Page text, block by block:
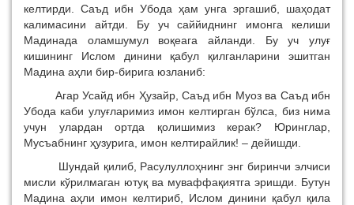
келтирди. Саъд ибн Убода ҳам унга эргашиб, шаҳодат
калимасини айтди. Бу уч саййиднинг имонга келиши
Мадинада оламшумул воқеага айланди. Бу уч улуғ
кишининг Ислом динини қабул қилганларини эшитган
Мадина аҳли бир-бирига юзланиб:
Агар Усайд ибн Ҳузайр, Саъд ибн Муоз ва Саъд ибн
Убода каби улуғларимиз имон келтирган бўлса, биз нима
учун улардан ортда қолишимиз керак? Юринглар,
Мусъабнинг ҳузурига, имон келтирайлик! – дейишди.
Шундай қилиб, Расулуллоҳнинг энг биринчи элчиси
мисли кўрилмаган ютуқ ва муваффақиятга эришди. Бутун
Мадина аҳли имон келтириб, Ислом динини қабул қила